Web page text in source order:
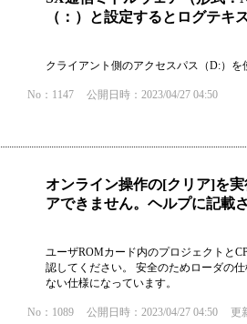
（：）と設定するとログテキ
クライアント側のアクセスパス（D:）を
No：1147 公開日時：2023/04/27 04:50
オンライン操作の[クリア]を
アできません。ヘルプに記載
ユーザROMカード内のプロジェクトと
認してください。 安全のためローダの
ない仕様になっています。
No：1089 公開日時：2023/04/27 04:50 更